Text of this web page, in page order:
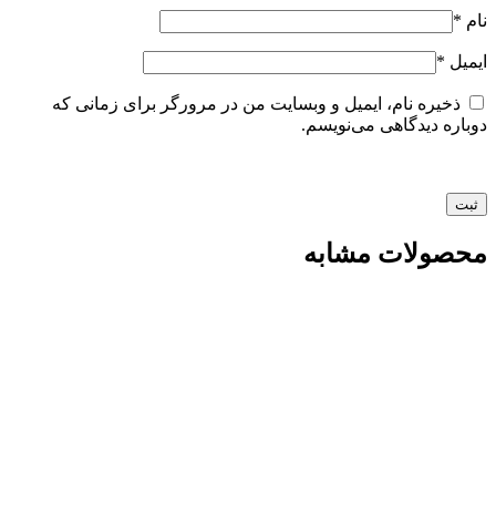
نام *
ایمیل *
ذخیره نام، ایمیل و وبسایت من در مرورگر برای زمانی که
دوباره دیدگاهی می‌نویسم.
محصولات مشابه